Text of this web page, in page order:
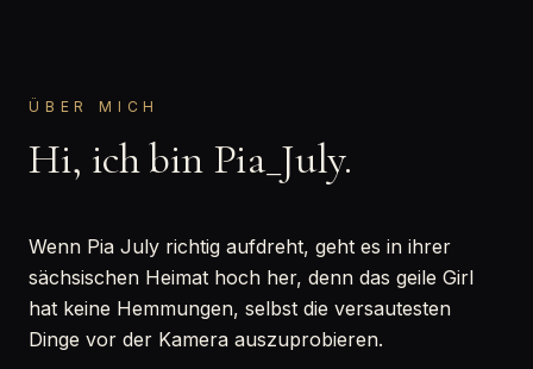
ÜBER MICH
Hi, ich bin Pia_July.
Wenn Pia July richtig aufdreht, geht es in ihrer
sächsischen Heimat hoch her, denn das geile Girl
hat keine Hemmungen, selbst die versautesten
Dinge vor der Kamera auszuprobieren.